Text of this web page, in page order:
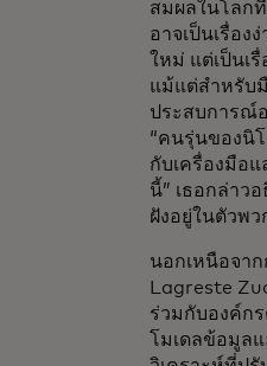
สมผลในโลก
อาจเป็นเรื่อง
ใหม่ แต่เป็นเรื่
แม้แต่สำหรับ
ประสบการณ์
“คนรุ่นของนิ
กับเครื่องมือแ
นี้” เธอกล่าวอ
ฝังอยู่ในตัวพว
นอกเหนือจา
Lagreste
ร่วมกับองค์ก
โมเดลข้อมูล